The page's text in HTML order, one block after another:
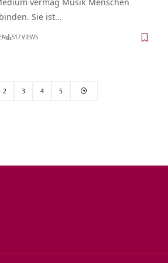
Sie ist…
517 VIEWS
2 3 4 5